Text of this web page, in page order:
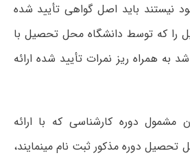
نیستند باید اصل گواهی تأیید شده
را که توسط دانشگاه محل تحصیل با
به همراه ریز نمرات تأیید شده ارائه
مشمول دوره کارشناسی که با ارائه
تحصیل دوره مذکور ثبت نام مینمایند،